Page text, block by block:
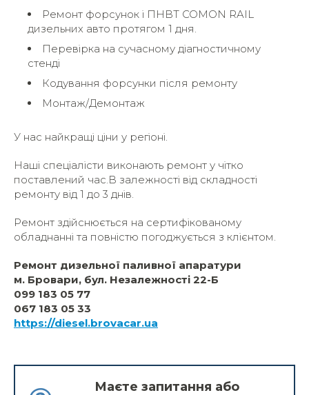
Ремонт форсунок і ПНВТ COMON RAIL
дизельних авто протягом 1 дня.
Перевірка на сучасному діагностичному
стенді
Кодування форсунки після ремонту
Монтаж/Демонтаж
У нас найкращі ціни у регіоні.
Наші спеціалісти виконають ремонт у чітко
поставлений час.В залежності від складності
ремонту від 1 до 3 днів.
Ремонт здійснюється на сертифікованому
обладнанні та повністю погоджується з клієнтом.
Ремонт дизельної паливної апаратури
м. Бровари, бул. Незалежності 22-Б
099 183 05 77
067 183 05 33
https://diesel.brovacar.ua
Маєте запитання або